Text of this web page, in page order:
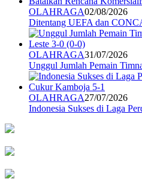
OLAHRAGA02/08/2026
Ditentang UEFA dan
OLAHRAGA31/07/2026
Unggul Jumlah Pemain
OLAHRAGA27/07/2026
Indonesia Sukses di Laga